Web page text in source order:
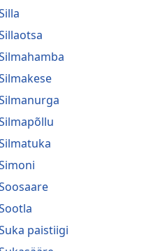
paistiigi